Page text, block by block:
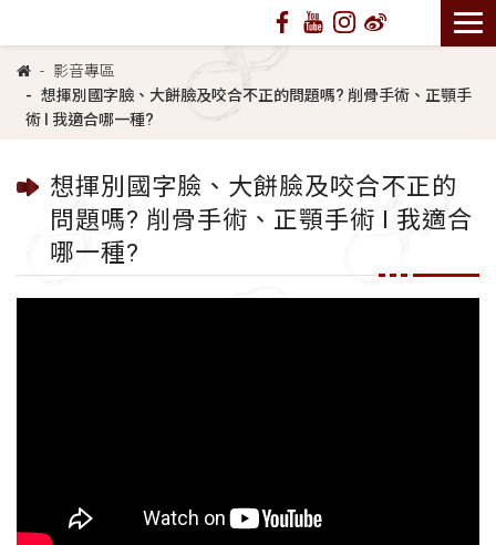
影音專區
想揮別國字臉、大餅臉及咬合不正的問題嗎? 削骨手術、正顎手
術 l 我適合哪一種?
想揮別國字臉、大餅臉及咬合不正的
問題嗎? 削骨手術、正顎手術 l 我適合
哪一種?